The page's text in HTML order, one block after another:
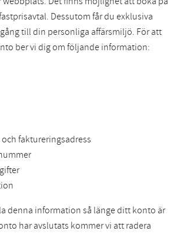
Dessutom får du exklusiva
till din personliga affärsmiljö. För att
ber vi dig om följande information:
faktureringsadress
denna information så länge ditt konto är
har avslutats kommer vi att radera